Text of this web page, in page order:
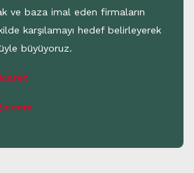
ve baza imal eden firmaların
karşılamayı hedef belirleyerek
büyüyoruz.